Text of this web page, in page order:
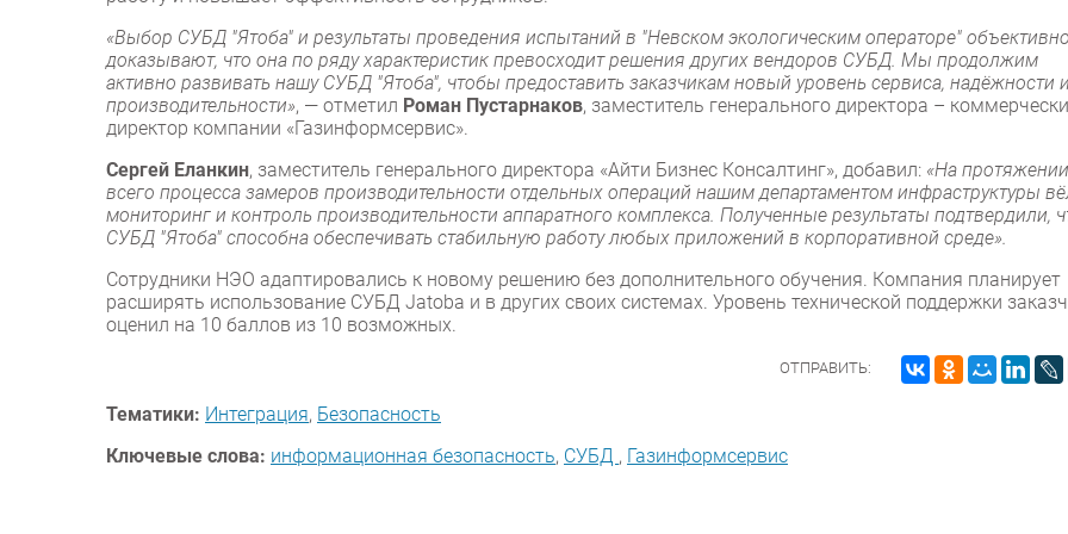
«Выбор СУБД "Ятоба" и результаты проведения испытаний в "Невском экологическим операторе" объективно
доказывают, что она по ряду характеристик превосходит решения других вендоров СУБД. Мы продолжим
активно развивать нашу СУБД "Ятоба", чтобы предоставить заказчикам новый уровень сервиса, надёжности и
производительности», — отметил Роман Пустарнаков, заместитель генерального директора –
директор компании «Газинформсервис».
Сергей Еланкин, заместитель генерального директора «Айти Бизнес Консалтинг», добавил: «На протяжении
всего процесса замеров производительности отдельных операций нашим департаментом инфраструктуры
мониторинг и контроль производительности аппаратного комплекса. Полученные результаты подтвердили,
СУБД "Ятоба" способна обеспечивать стабильную работу любых приложений в корпоративной среде».
Сотрудники НЭО адаптировались к новому решению без дополнительного обучения. Компания планирует
расширять использование СУБД Jatoba и в других своих системах. Уровень технической поддержки
оценил на 10 баллов из 10 возможных.
ОТПРАВИТЬ:
Тематики: Интеграция, Безопасность
Ключевые слова: информационная безопасность, СУБД , Газинформсервис